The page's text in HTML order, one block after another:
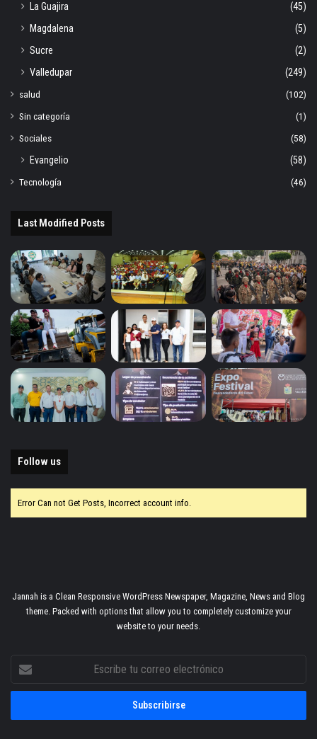
La Guajira
(45)
Magdalena
(5)
Sucre
(2)
Valledupar
(249)
salud
(102)
Sin categoría
(1)
Sociales
(58)
Evangelio
(58)
Tecnología
(46)
Last Modified Posts
Follow us
Error Can not Get Posts, Incorrect account info.
Jannah is a Clean Responsive WordPress Newspaper, Magazine, News and Blog
theme. Packed with options that allow you to completely customize your
website to your needs.
correo